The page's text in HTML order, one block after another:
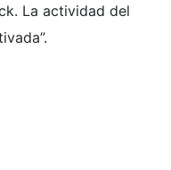
La actividad del